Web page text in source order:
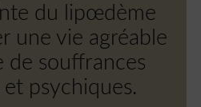
du lipœdème
une vie agréable
de souffrances
psychiques.